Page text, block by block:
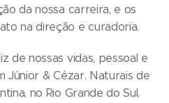
da nossa carreira, e os
na direção e curadoria.
de nossas vidas, pessoal e
Júnior & Cézar. Naturais de
no Rio Grande do Sul,